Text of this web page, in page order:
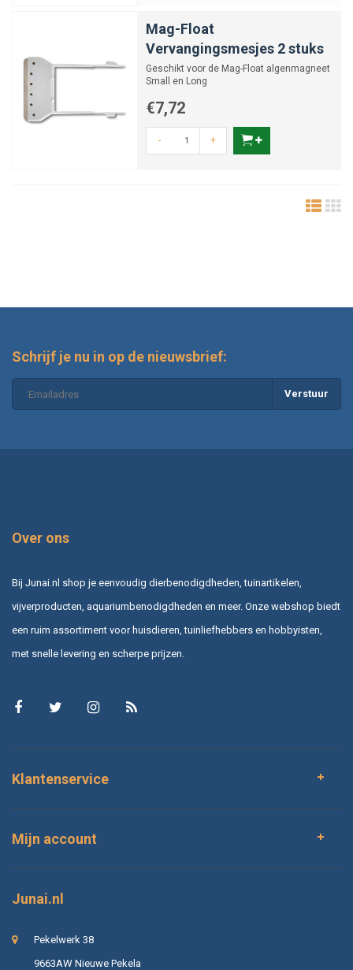
Mag-Float
Vervangingsmesjes 2 stuks
Geschikt voor de Mag-Float algenmagneet
Small en Long
€7,72
- +
Schrijf je nu in op de nieuwsbrief:
Verstuur
Over ons
Bij Junai.nl shop je eenvoudig dierbenodigdheden, tuinartikelen,
vijverproducten, aquariumbenodigdheden en meer. Onze webshop biedt
een ruim assortiment voor huisdieren, tuinliefhebbers en hobbyisten,
met snelle levering en scherpe prijzen.
Klantenservice
Mijn account
Junai.nl
Pekelwerk 38
9663AW Nieuwe Pekela